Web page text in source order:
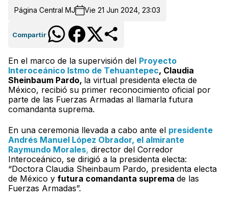
Página Central MJ Vie 21 Jun 2024, 23:03
Compartir
En el marco de la supervisión del Proyecto
Interoceánico Istmo de Tehuantepec, Claudia
Sheinbaum Pardo, la virtual presidenta electa de
México, recibió su primer reconocimiento oficial por
parte de las Fuerzas Armadas al llamarla futura
comandanta suprema.
En una ceremonia llevada a cabo ante el presidente
Andrés Manuel López Obrador, el almirante
Raymundo Morales, director del Corredor
Interoceánico, se dirigió a la presidenta electa:
“Doctora Claudia Sheinbaum Pardo, presidenta electa
de México y futura comandanta suprema de las
Fuerzas Armadas”.